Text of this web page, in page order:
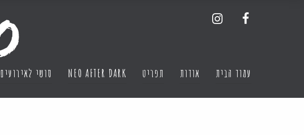
עמוד הבית אודות תפריט NEO AFTER DARK סושי לאירועים